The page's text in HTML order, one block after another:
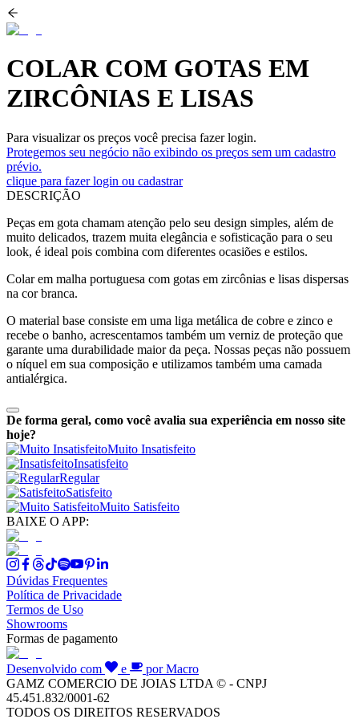
COLAR COM GOTAS EM
ZIRCÔNIAS E LISAS
Para visualizar os preços você precisa fazer login.
Protegemos seu negócio não exibindo os preços sem um cadastro
prévio.
clique para fazer login ou cadastrar
DESCRIÇÃO
Peças em gota chamam atenção pelo seu design simples, além de
muito delicados, trazem muita elegância e sofisticação para o seu
look, é ideal pois combina com diferentes ocasiões e estilos.
Colar em malha portuguesa com gotas em zircônias e lisas dispersas
na cor branca.
O material base consiste em uma liga metálica de cobre e zinco e
recebe o banho, acrescentamos também um verniz de proteção que
garante uma durabilidade maior da peça. Nossas peças não possuem
o níquel em sua composição e utilizamos também uma camada
antialérgica.
De forma geral, como você avalia sua experiência em nosso site
hoje?
Muito Insatisfeito
Insatisfeito
Regular
Satisfeito
Muito Satisfeito
BAIXE O APP:
Dúvidas Frequentes
Política de Privacidade
Termos de Uso
Showrooms
Formas de pagamento
Desenvolvido com e
por Macro
GAMZ COMERCIO DE JOIAS LTDA © - CNPJ
45.451.832/0001-62
TODOS OS DIREITOS RESERVADOS